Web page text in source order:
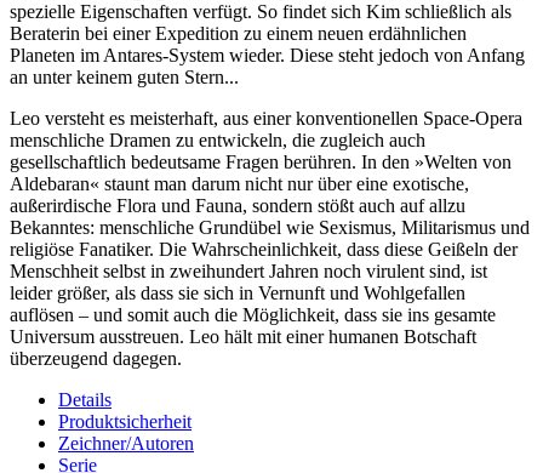
spezielle Eigenschaften verfügt. So findet sich Kim schließlich als
Beraterin bei einer Expedition zu einem neuen erdähnlichen
Planeten im Antares-System wieder. Diese steht jedoch von Anfang
an unter keinem guten Stern...
Leo versteht es meisterhaft, aus einer konventionellen Space-Opera
menschliche Dramen zu entwickeln, die zugleich auch
gesellschaftlich bedeutsame Fragen berühren. In den »Welten von
Aldebaran« staunt man darum nicht nur über eine exotische,
außerirdische Flora und Fauna, sondern stößt auch auf allzu
Bekanntes: menschliche Grundübel wie Sexismus, Militarismus und
religiöse Fanatiker. Die Wahrscheinlichkeit, dass diese Geißeln der
Menschheit selbst in zweihundert Jahren noch virulent sind, ist
leider größer, als dass sie sich in Vernunft und Wohlgefallen
auflösen – und somit auch die Möglichkeit, dass sie ins gesamte
Universum ausstreuen. Leo hält mit einer humanen Botschaft
überzeugend dagegen.
Details
Produktsicherheit
Zeichner/Autoren
Serie